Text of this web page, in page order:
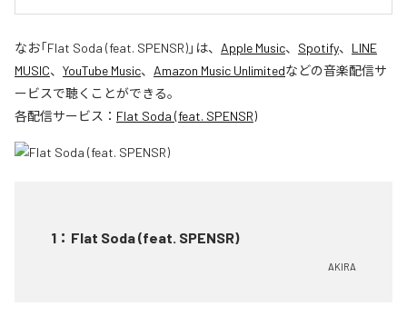
なお「Flat Soda (feat. SPENSR)」は、 Apple Music、 Spotify、 LINE
MUSIC、 YouTube Music、 Amazon Music Unlimitedなどの音楽配信サ
ービスで聴くことができる。
各配信サービス： Flat Soda (feat. SPENSR)
1 ： Flat Soda (feat. SPENSR)
AKIRA